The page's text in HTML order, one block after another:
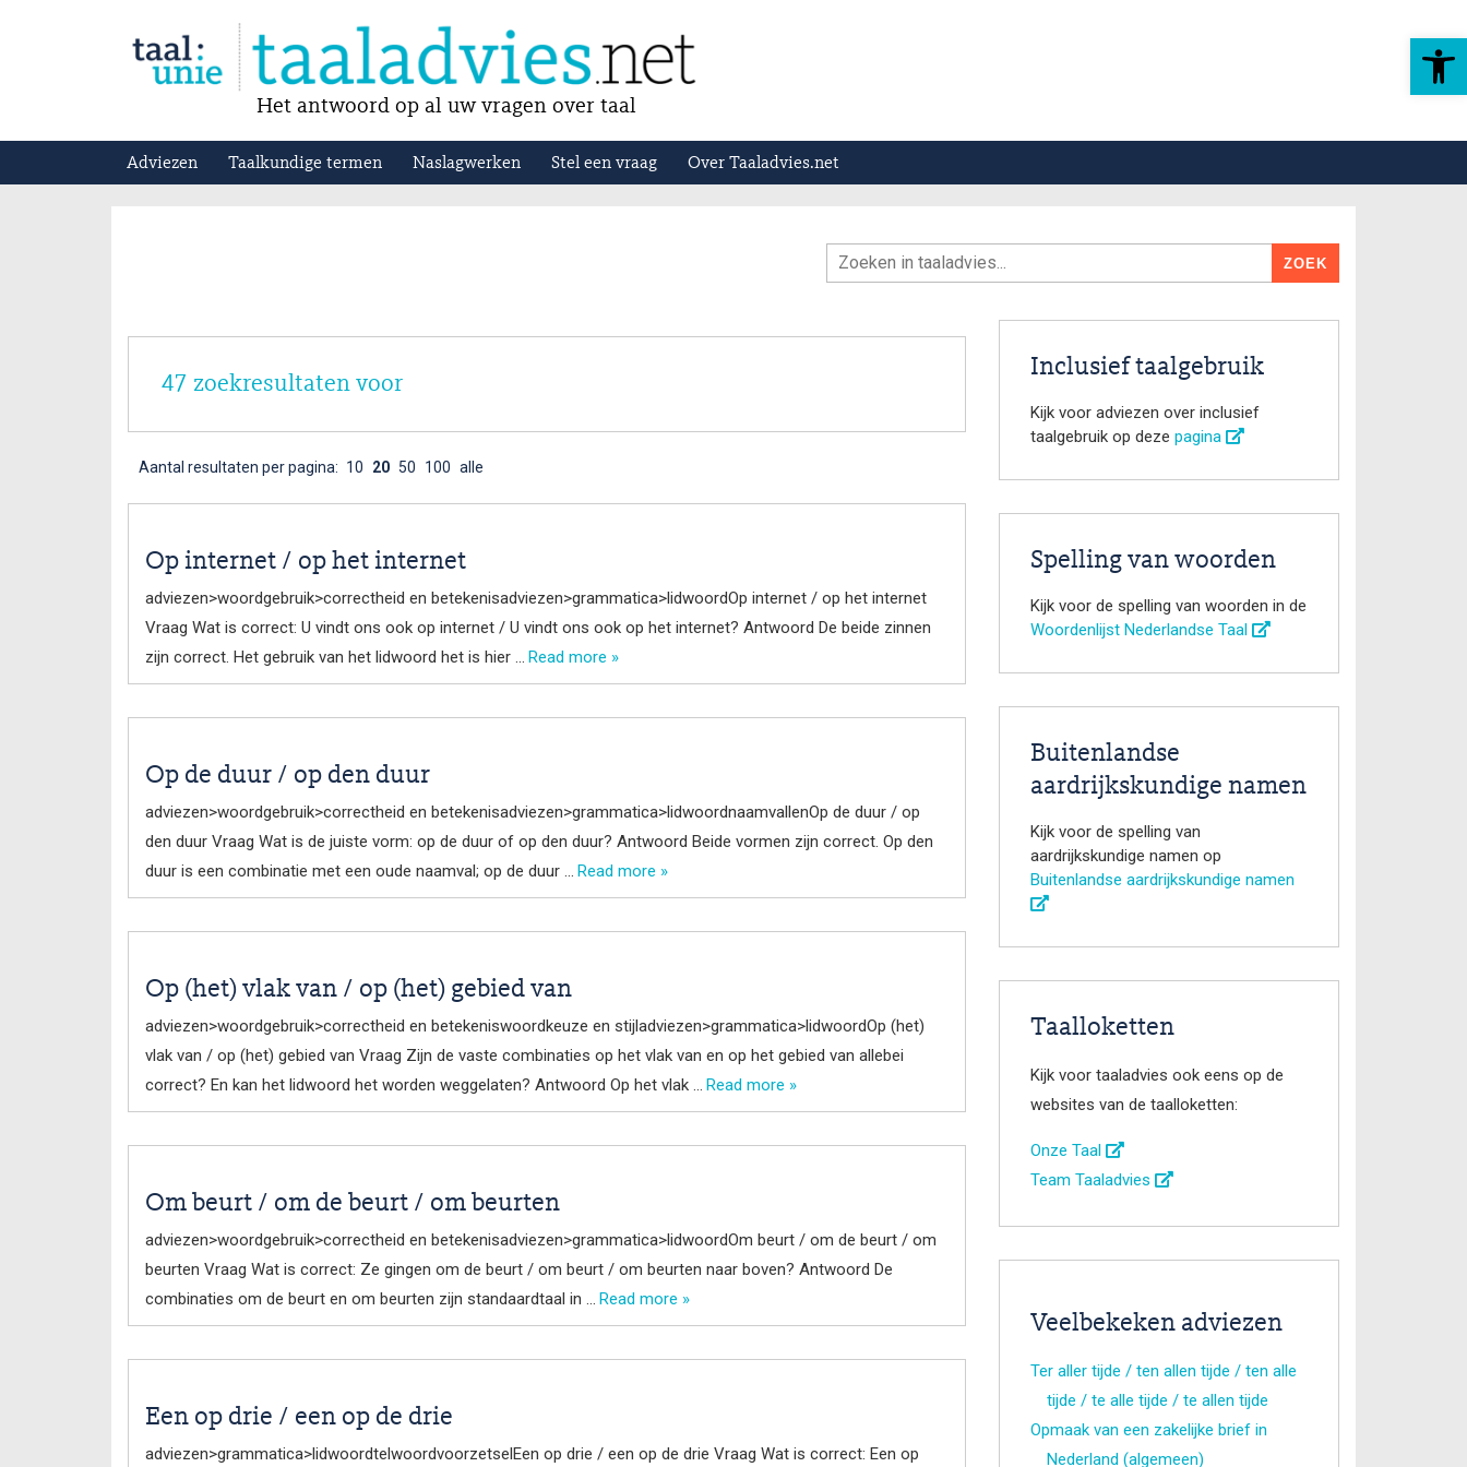
Toolbar openen
Het antwoord op al uw vragen over taal
Adviezen Taalkundige termen Naslagwerken Stel een vraag Over Taaladvies.net
47 zoekresultaten voor
Aantal resultaten per pagina: 10 20 50 100 alle
Op internet / op het internet
adviezen>woordgebruik>correctheid en betekenisadviezen>grammatica>lidwoordOp internet / op het internet
Vraag Wat is correct: U vindt ons ook op internet / U vindt ons ook op het internet? Antwoord De beide zinnen
zijn correct. Het gebruik van het lidwoord het is hier … Read more »
Op de duur / op den duur
adviezen>woordgebruik>correctheid en betekenisadviezen>grammatica>lidwoordnaamvallenOp de duur / op
den duur Vraag Wat is de juiste vorm: op de duur of op den duur? Antwoord Beide vormen zijn correct. Op den
duur is een combinatie met een oude naamval; op de duur … Read more »
Op (het) vlak van / op (het) gebied van
adviezen>woordgebruik>correctheid en betekeniswoordkeuze en stijladviezen>grammatica>lidwoordOp (het)
vlak van / op (het) gebied van Vraag Zijn de vaste combinaties op het vlak van en op het gebied van allebei
correct? En kan het lidwoord het worden weggelaten? Antwoord Op het vlak … Read more »
Om beurt / om de beurt / om beurten
adviezen>woordgebruik>correctheid en betekenisadviezen>grammatica>lidwoordOm beurt / om de beurt / om
beurten Vraag Wat is correct: Ze gingen om de beurt / om beurt / om beurten naar boven? Antwoord De
combinaties om de beurt en om beurten zijn standaardtaal in … Read more »
Een op drie / een op de drie
adviezen>grammatica>lidwoordtelwoordvoorzetselEen op drie / een op de drie Vraag Wat is correct: Een op
Inclusief taalgebruik
Kijk voor adviezen over inclusief
taalgebruik op deze pagina
Spelling van woorden
Kijk voor de spelling van woorden in de
Woordenlijst Nederlandse Taal
Buitenlandse
aardrijkskundige namen
Kijk voor de spelling van
aardrijkskundige namen op
Buitenlandse aardrijkskundige namen
Taalloketten
Kijk voor taaladvies ook eens op de
websites van de taalloketten:
Onze Taal
Team Taaladvies
Veelbekeken adviezen
Ter aller tijde / ten allen tijde / ten alle
tijde / te alle tijde / te allen tijde
Opmaak van een zakelijke brief in
Nederland (algemeen)